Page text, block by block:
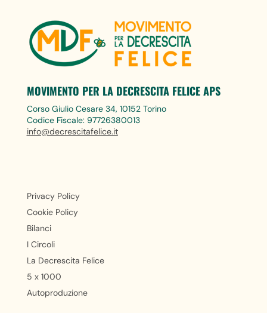
MOVIMENTO PER LA DECRESCITA FELICE APS
Corso Giulio Cesare 34, 10152 Torino
Codice Fiscale: 97726380013
info@decrescitafelice.it
Privacy Policy
Cookie Policy
Bilanci
I Circoli
La Decrescita Felice
5 x 1000
Autoproduzione